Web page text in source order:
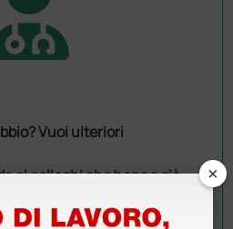
Vuoi ulteriori
ai colleghi che hanno già
×